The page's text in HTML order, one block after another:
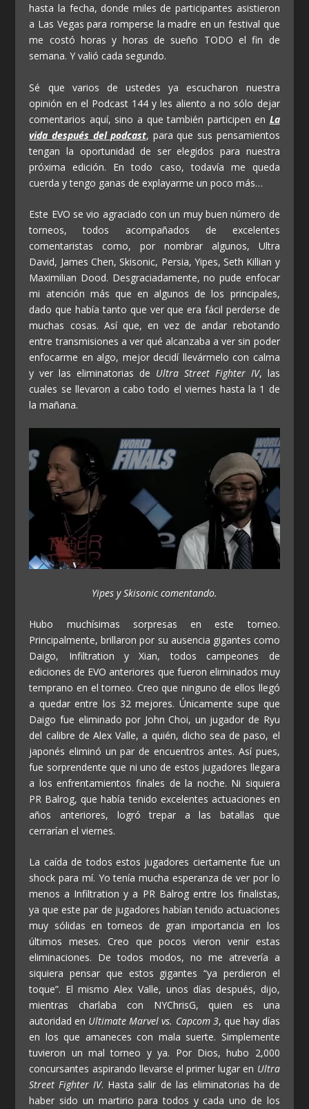
hasta la fecha, donde miles de participantes asistieron
a Las Vegas para romperse la madre en un festival que
me costó horas y horas de sueño TODO el fin de
semana. Y valió cada segundo.
Sé que varios de ustedes ya escucharon nuestra
opinión en el Podcast 144 y les aliento a no sólo dejar
comentarios aquí, sino a que también participen en La
vida después del podcast, para que sus pensamientos
tengan la oportunidad de ser elegidos para nuestra
próxima edición. En todo caso, todavía me queda
cuerda y tengo ganas de explayarme un poco más…
Este EVO se vio agraciado con un muy buen número de
torneos, todos acompañados de excelentes
comentaristas como, por nombrar algunos, Ultra
David, James Chen, Skisonic, Persia, Yipes, Seth Killian y
Maximilian Dood. Desgraciadamente, no pude enfocar
mi atención más que en algunos de los principales,
dado que había tanto que ver que era fácil perderse de
muchas cosas. Así que, en vez de andar rebotando
entre transmisiones a ver qué alcanzaba a ver sin poder
enfocarme en algo, mejor decidí llevármelo con calma
y ver las eliminatorias de Ultra Street Fighter IV, las
cuales se llevaron a cabo todo el viernes hasta la 1 de
la mañana.
Yipes y Skisonic comentando.
Hubo muchísimas sorpresas en este torneo.
Principalmente, brillaron por su ausencia gigantes como
Daigo, Infiltration y Xian, todos campeones de
ediciones de EVO anteriores que fueron eliminados muy
temprano en el torneo. Creo que ninguno de ellos llegó
a quedar entre los 32 mejores. Únicamente supe que
Daigo fue eliminado por John Choi, un jugador de Ryu
del calibre de Alex Valle, a quién, dicho sea de paso, el
japonés eliminó un par de encuentros antes. Así pues,
fue sorprendente que ni uno de estos jugadores llegara
a los enfrentamientos finales de la noche. Ni siquiera
PR Balrog, que había tenido excelentes actuaciones en
años anteriores, logró trepar a las batallas que
cerrarían el viernes.
La caída de todos estos jugadores ciertamente fue un
shock para mí. Yo tenía mucha esperanza de ver por lo
menos a Infiltration y a PR Balrog entre los finalistas,
ya que este par de jugadores habían tenido actuaciones
muy sólidas en torneos de gran importancia en los
últimos meses. Creo que pocos vieron venir estas
eliminaciones. De todos modos, no me atrevería a
siquiera pensar que estos gigantes “ya perdieron el
toque”. El mismo Alex Valle, unos días después, dijo,
mientras charlaba con NYChrisG, quien es una
autoridad en Ultimate Marvel vs. Capcom 3, que hay días
en los que amaneces con mala suerte. Simplemente
tuvieron un mal torneo y ya. Por Dios, hubo 2,000
concursantes aspirando llevarse el primer lugar en Ultra
Street Fighter IV. Hasta salir de las eliminatorias ha de
haber sido un martirio para todos y cada uno de los